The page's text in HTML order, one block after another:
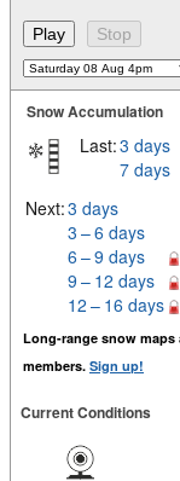
Snow Accumulation
Last:3 days
7 days
Next:3 days
3 – 6 days
6 – 9 days
9 – 12 days
12 – 16 days
Long-range snow maps
members. Sign up!
Current Conditions